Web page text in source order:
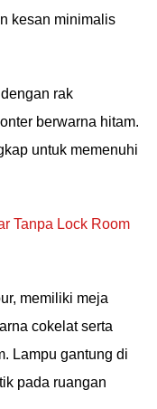
kesan minimalis
rak
berwarna hitam.
untuk memenuhi
Tanpa Lock Room
memiliki meja
cokelat serta
Lampu gantung di
pada ruangan